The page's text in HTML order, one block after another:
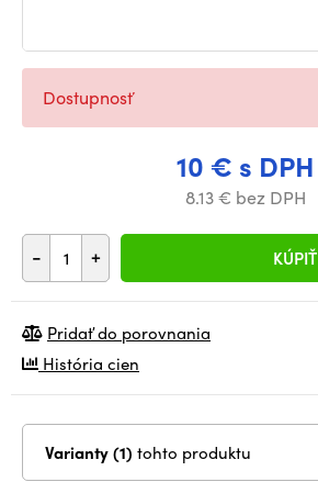
10 € s DPH
8.13 € bez DPH
- + KÚPIŤ
Dostupnosť
Pridať do porovnania
História cien
Varianty (1) tohto produktu